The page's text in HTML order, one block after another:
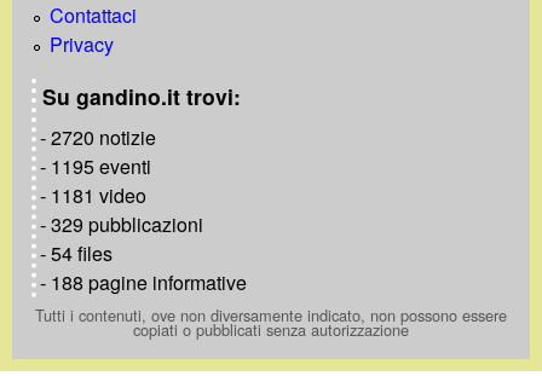
Contattaci
Privacy
Su gandino.it trovi:
- 2720 notizie
- 1195 eventi
- 1181 video
- 329 pubblicazioni
- 54 files
- 188 pagine informative
Tutti i contenuti, ove non diversamente indicato, non possono essere
copiati o pubblicati senza autorizzazione